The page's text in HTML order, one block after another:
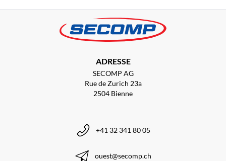
ADRESSE
SECOMP AG
Rue de Zurich 23a
2504 Bienne
+41 32 341 80 05
ouest@secomp.ch